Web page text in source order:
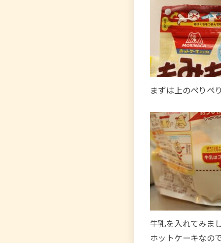
まずは上のぺりぺ
牛乳を入れてみま
ホットケーキなの